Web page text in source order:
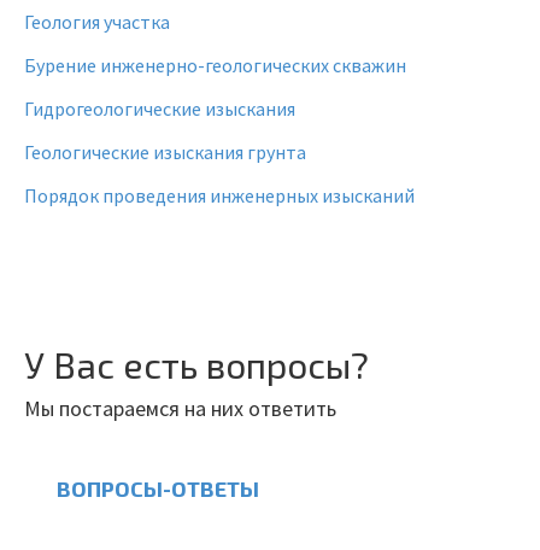
Геология участка
Бурение инженерно-геологических скважин
Гидрогеологические изыскания
Геологические изыскания грунта
Порядок проведения инженерных изысканий
У Вас есть вопросы?
Мы постараемся на них ответить
ВОПРОСЫ-ОТВЕТЫ